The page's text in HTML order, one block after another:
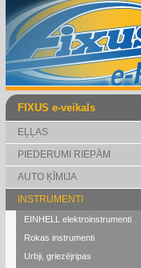
FIXUS e-veikals
EĻĻAS
PIEDERUMI RIEPĀM
AUTO ĶĪMIJA
INSTRUMENTI
EINHELL elektroinstrumenti
Rokas instrumenti
Urbji, griezējripas